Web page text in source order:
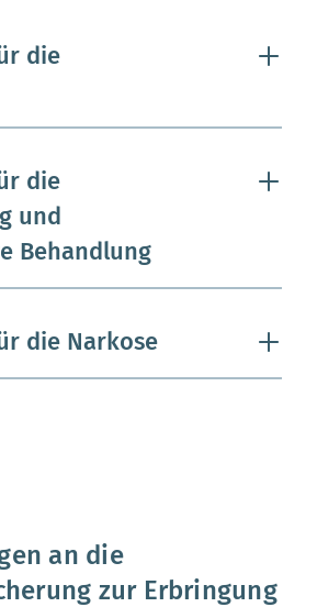
die
die
und
Behandlung
die Narkose
an die
zur Erbringung